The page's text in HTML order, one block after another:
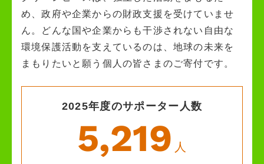
め、政府や企業からの財政支援を受けていませ
ん。どんな国や企業からも干渉されない自由な
環境保護活動を支えているのは、地球の未来を
まもりたいと願う個人の皆さまのご寄付です。
2025年度のサポーター人数
5,219 人